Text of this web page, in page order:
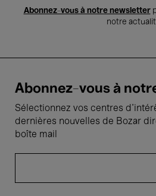
Abonnez-vous à notre newsletter
notre
Abonnez-vous à
Sélectionnez vos centres
dernières nouvelles de Bozar
boîte mail